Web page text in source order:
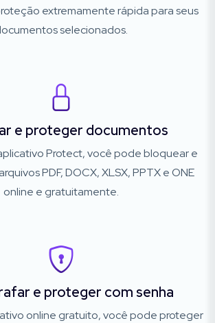
extremamente rápida para seus
selecionados.
e proteger documentos
Protect, você pode bloquear e
PDF, DOCX, XLSX, PPTX e ONE
online e gratuitamente.
e proteger com senha
online gratuito, você pode proteger